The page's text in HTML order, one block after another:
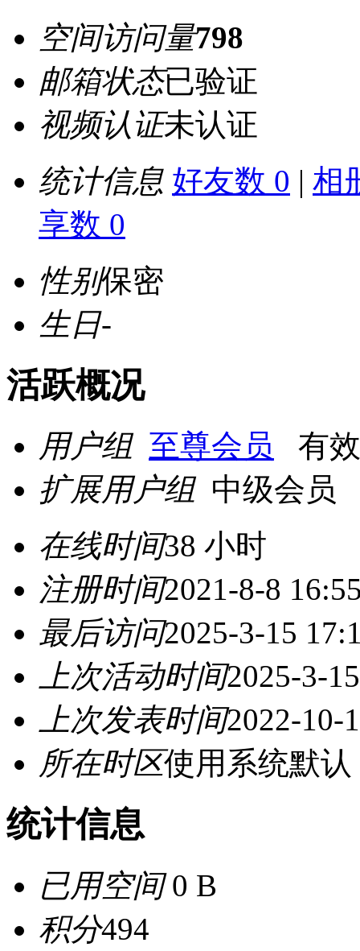
空间访问量798
邮箱状态已验证
视频认证未认证
统计信息 好友数 0 | 相
享数 0
性别保密
生日-
活跃概况
用户组 至尊会员
有
扩展用户组 中级会员
在线时间38 小时
注册时间2021-8-8
最后访问2025-3-15
上次活动时间2025-3-
上次发表时间2022-10-
所在时区使用系统默认
统计信息
已用空间0 B
积分494